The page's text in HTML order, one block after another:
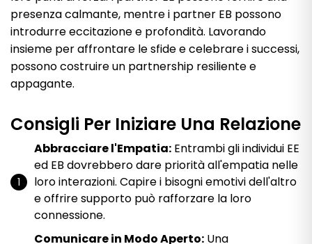
presenza calmante, mentre i partner EB possono
introdurre eccitazione e profondità. Lavorando
insieme per affrontare le sfide e celebrare i successi,
possono costruire un partnership resiliente e
appagante.
Consigli Per Iniziare Una Relazione
Abbracciare l'Empatia: Entrambi gli individui EE
ed EB dovrebbero dare priorità all'empatia nelle
loro interazioni. Capire i bisogni emotivi dell'altro
e offrire supporto può rafforzare la loro
connessione.
Comunicare in Modo Aperto: Una